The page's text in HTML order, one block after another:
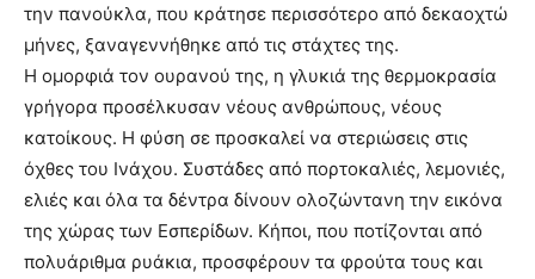
την πανούκλα, που κράτησε περισσότερο από δεκαοχτώ
μήνες, ξαναγεννήθηκε από τις στάχτες της.
Η ομορφιά τον ουρανού της, η γλυκιά της θερμοκρασία
γρήγορα προσέλκυσαν νέους ανθρώπους, νέους
κατοίκους. Η φύση σε προσκαλεί να στεριώσεις στις
όχθες του Ινάχου. Συστάδες από πορτοκαλιές, λεμονιές,
ελιές και όλα τα δέντρα δίνουν ολοζώντανη την εικόνα
της χώρας των Εσπερίδων. Κήποι, που ποτίζονται από
πολυάριθμα ρυάκια, προσφέρουν τα φρούτα τους και